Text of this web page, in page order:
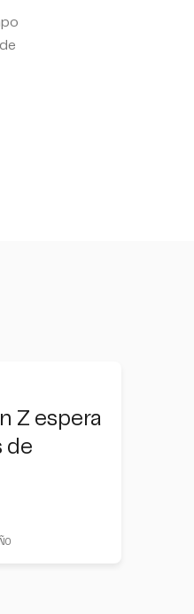
Z espera
de